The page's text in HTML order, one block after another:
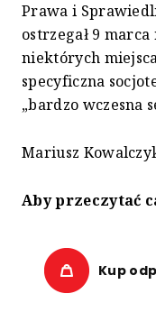
Prawa i
ostrzegał 9
niektórych
specyficzna
„bardzo wczesna
Mariusz
Aby przeczytać
Kup